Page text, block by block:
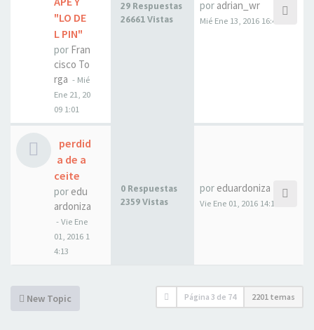
"LO DE
L PIN"
por Fran
cisco To
rga - Mié
Ene 21, 20
09 1:01
29 Respuestas
26661 Vistas
por adrian_wr
Mié Ene 13, 2016 16:46
perdid
a de a
ceite
por edu
ardoniza
- Vie Ene
01, 2016 1
4:13
0 Respuestas
2359 Vistas
por eduardoniza
Vie Ene 01, 2016 14:13
New Topic Página 3 de 74 2201 temas